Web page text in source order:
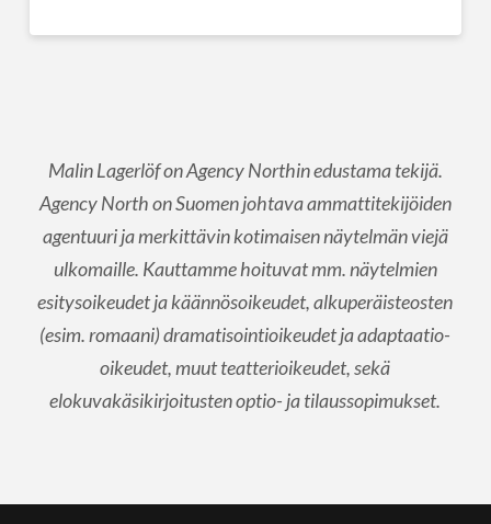
Malin Lagerlöf on Agency Northin edustama tekijä.
Agency North on Suomen johtava ammattitekijöiden
agentuuri ja merkittävin kotimaisen näytelmän viejä
ulkomaille. Kauttamme hoituvat mm. näytelmien
esitysoikeudet ja käännösoikeudet, alkuperäisteosten
(esim. romaani) dramatisointioikeudet ja adaptaatio-
oikeudet, muut teatterioikeudet, sekä
elokuvakäsikirjoitusten optio- ja tilaussopimukset.